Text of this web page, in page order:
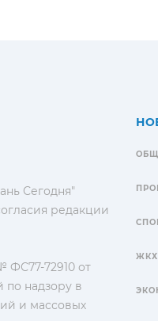
Сегодня"
редакции
ФС77-72910 от
по надзору в
и массовых
ЖКХ